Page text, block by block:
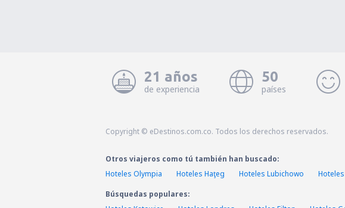
21 años
de experiencia
50
países
Copyright © eDestinos.com.co. Todos los derechos reservados.
Otros viajeros como tú también han buscado:
Hoteles Olympia
Hoteles Haţeg Hoteles Lubichowo
Búsquedas populares: